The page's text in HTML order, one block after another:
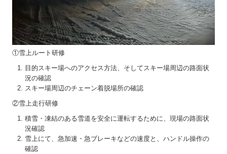
①雪上ルート研修
目的スキー場へのアクセス方法、そしてスキー場周辺の路面状
況の確認
スキー場周辺のチェーン着脱場所の確認
②雪上走行研修
積雪・凍結のある雪道を安全に運転するために、現場の路面状
況確認
雪上にて、急加速・急ブレーキなどの速度と、ハンドル操作の
確認